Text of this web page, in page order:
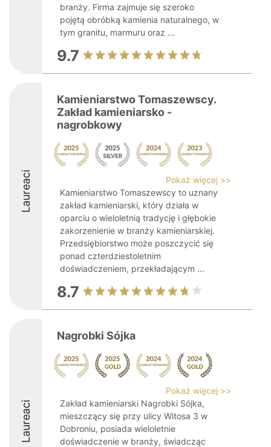
branży. Firma zajmuje się szeroko
pojętą obróbką kamienia naturalnego, w
tym granitu, marmuru oraz ...
9.7
Laureaci
Kamieniarstwo Tomaszewscy.
Zakład kamieniarsko -
nagrobkowy
Pokaż więcej >>
Kamieniarstwo Tomaszewscy to uznany
zakład kamieniarski, który działa w
oparciu o wieloletnią tradycję i głębokie
zakorzenienie w branży kamieniarskiej.
Przedsiębiorstwo może poszczycić się
ponad czterdziestoletnim
doświadczeniem, przekładającym ...
8.7
Laureaci
Nagrobki Sójka
Pokaż więcej >>
Zakład kamieniarski Nagrobki Sójka,
mieszczący się przy ulicy Witosa 3 w
Dobroniu, posiada wieloletnie
doświadczenie w branży, świadcząc